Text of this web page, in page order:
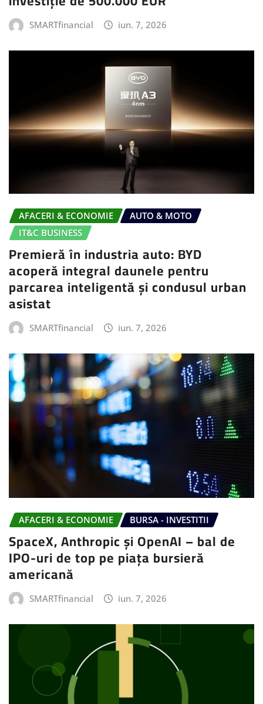
SMARTfinancial iun. 7, 2026
AFACERI & ECONOMIE
AUTO & MOTO
IT&C BUSINESS
Premieră în industria auto: BYD
acoperă integral daunele pentru
parcarea inteligentă și condusul urban
asistat
SMARTfinancial iun. 7, 2026
AFACERI & ECONOMIE BURSA - INVESTITII
SpaceX, Anthropic și OpenAI – bal de
IPO-uri de top pe piața bursieră
americană
SMARTfinancial iun. 7, 2026